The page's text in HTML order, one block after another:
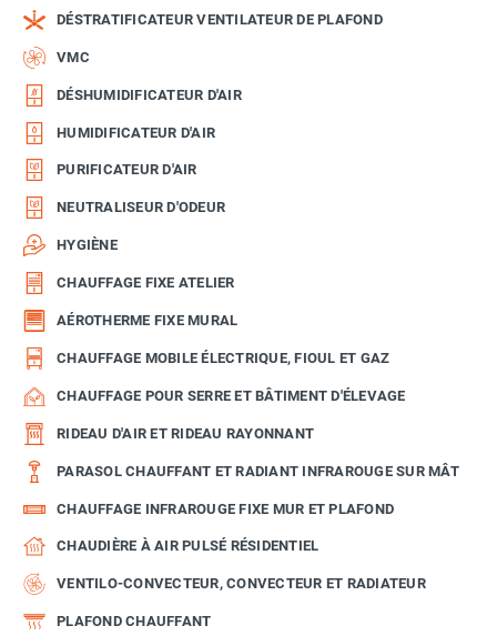
DÉSTRATIFICATEUR VENTILATEUR DE PLAFOND
VMC
DÉSHUMIDIFICATEUR D'AIR
HUMIDIFICATEUR D'AIR
PURIFICATEUR D'AIR
NEUTRALISEUR D'ODEUR
HYGIÈNE
CHAUFFAGE FIXE ATELIER
AÉROTHERME FIXE MURAL
CHAUFFAGE MOBILE ÉLECTRIQUE, FIOUL ET GAZ
CHAUFFAGE POUR SERRE ET BÂTIMENT D'ÉLEVAGE
RIDEAU D'AIR ET RIDEAU RAYONNANT
PARASOL CHAUFFANT ET RADIANT INFRAROUGE SUR MÂT
CHAUFFAGE INFRAROUGE FIXE MUR ET PLAFOND
CHAUDIÈRE À AIR PULSÉ RÉSIDENTIEL
VENTILO-CONVECTEUR, CONVECTEUR ET RADIATEUR
PLAFOND CHAUFFANT